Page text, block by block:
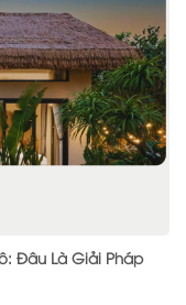
Đâu Là Giải Pháp